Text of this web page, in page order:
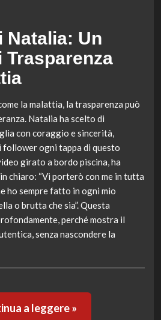
Natalia: Un
Trasparenza
la malattia, la trasparenza può
Natalia ha scelto di
con coraggio e sincerità,
follower ogni tappa di questo
girato a bordo piscina, ha
chiaro: “Vi porterò con me in tutta
ho sempre fatto in ogni mio
o brutta che sia”. Questa
perché mostra il
senza nascondere la
a leggere »